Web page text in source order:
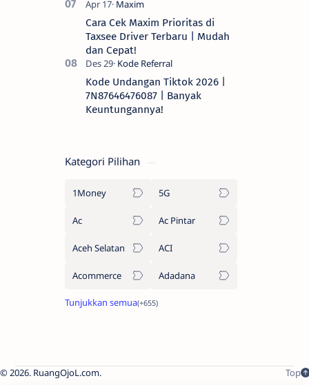
Cara Cek Maxim Prioritas di
Taxsee Driver Terbaru | Mudah
dan Cepat!
Kode Undangan Tiktok 2026 |
7N87646476087 | Banyak
Keuntungannya!
Kategori Pilihan
1Money 5G
Ac Ac Pintar
Aceh Selatan ACI
Acommerce Adadana
2026. RuangOjoL.com.